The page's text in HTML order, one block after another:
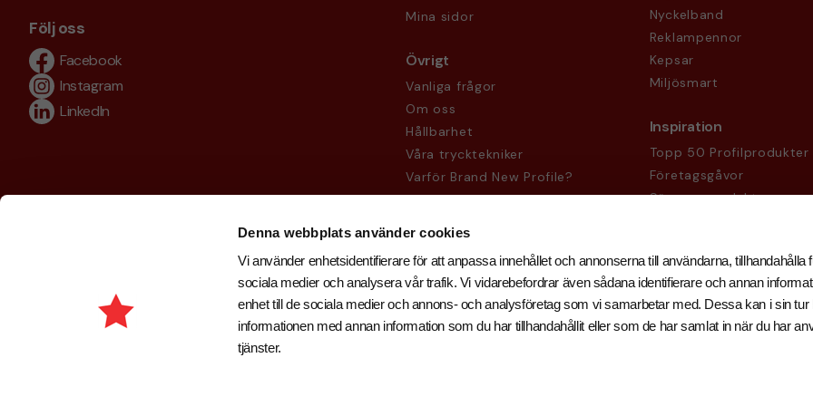
Denna webbplats använder cookies
Vi använder enhetsidentifierare för att anpassa innehållet och annonserna till användarna, tillhandahålla
sociala medier och analysera vår trafik. Vi vidarebefordrar även sådana identifierare och annan
enhet till de sociala medier och annons- och analysföretag som vi samarbetar med. Dessa kan i sin tur
informationen med annan information som du har tillhandahållit eller som de har samlat in när du har
tjänster.
Följ oss
Facebook
Instagram
LinkedIn
Mina sidor
Övrigt
Vanliga frågor
Om oss
Hållbarhet
Våra trycktekniker
Varför Brand New Profile?
Köpvillkor
Nyckelband
Reklampennor
Kepsar
Miljösmart
Inspiration
Topp 50 Profilprodukter
Företagsgåvor
Säsongsprodukter